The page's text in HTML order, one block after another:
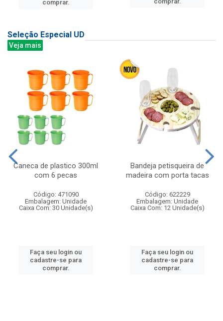
comprar.
Seleção Especial UD
Veja mais
Caneca de plastico 300ml
com 6 pecas
Código: 471090
Embalagem: Unidade
Caixa Com: 30 Unidade(s)
Faça seu login ou
cadastre-se para
comprar.
Bandeja petisqueira de
madeira com porta tacas
Código: 622229
Embalagem: Unidade
Caixa Com: 12 Unidade(s)
Faça seu login ou
cadastre-se para
comprar.